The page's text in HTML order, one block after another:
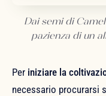
Dai semi di
pazienza di un
Per iniziare la
necessario procurarsi